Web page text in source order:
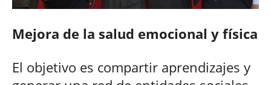
Mejora de la salud emocional y física
El objetivo es compartir aprendizajes y